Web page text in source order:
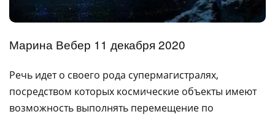
Марина Вебер 11 декабря 2020
Речь идет о своего рода супермагистралях,
посредством которых космические объекты имеют
возможность выполнять перемещение по